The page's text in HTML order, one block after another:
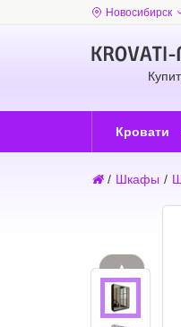
Новосибирск
Кровати
/ Шкафы /
▲